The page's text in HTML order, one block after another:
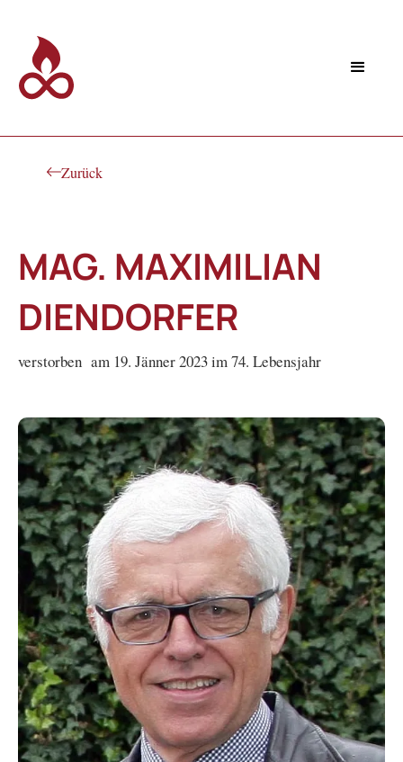
Zurück
MAG. MAXIMILIAN
DIENDORFER
verstorben am 19. Jänner 2023 im 74. Lebensjahr